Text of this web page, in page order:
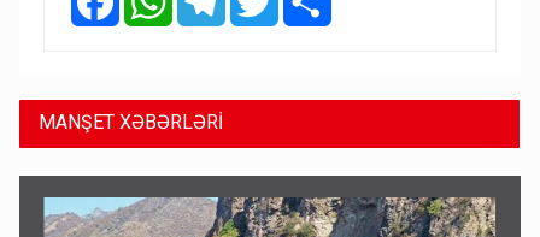
MANŞET XƏBƏRLƏRİ